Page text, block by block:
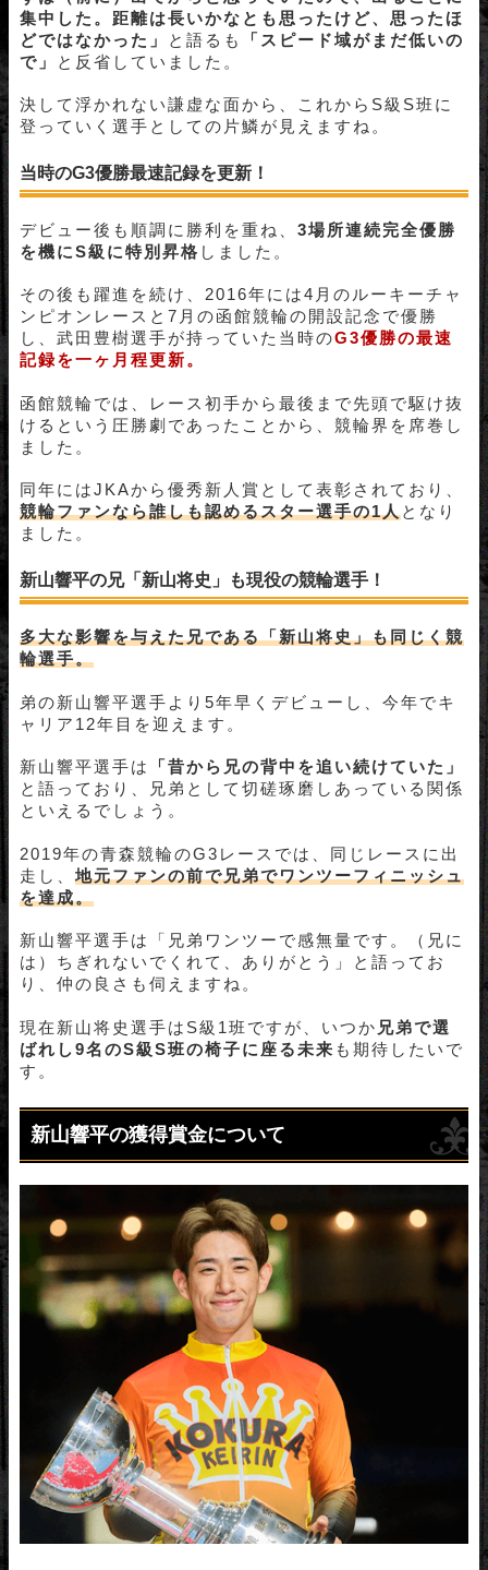
集中した。距離は長いかなとも思ったけど、思ったほ
どではなかった」
と語るも
「スピード域がまだ低いの
で」
と反省していました。
決して浮かれない謙虚な面から、これからS級S班に
登っていく選手としての片鱗が見えますね。
当時のG3優勝最速記録を更新！
デビュー後も順調に勝利を重ね、 3場所連続完全優勝
を機にS級に特別昇格 しました。
その後も躍進を続け、2016年には4月のルーキーチャ
ンピオンレースと7月の函館競輪の開設記念で優勝
し、武田豊樹選手が持っていた当時のG3優勝の最速
記録を一ヶ月程更新。
函館競輪では、レース初手から最後まで先頭で駆け抜
けるという圧勝劇であったことから、競輪界を席巻し
ました。
同年にはJKAから優秀新人賞として表彰されており、
競輪ファンなら誰しも認めるスター選手の1人となり
ました。
新山響平の兄「新山将史」も現役の競輪選手！
多大な影響を与えた兄である「新山将史」も同じく競
輪選手。
弟の新山響平選手より5年早くデビューし、今年でキ
ャリア12年目を迎えます。
新山響平選手は 「昔から兄の背中を追い続けていた 」
と語っており、兄弟として切磋琢磨しあっている関係
といえるでしょう。
2019年の青森競輪のG3レース では、同じレースに出
走し、 地元ファンの前で兄弟でワンツーフィニッシュ
を達成。
新山響平選手は「兄弟ワンツーで感無量です。（兄に
は）ちぎれないでくれて、ありがとう」と語ってお
り、仲の良さも伺えますね。
現在新山将史選手はS級1班ですが、いつか 兄弟で選
ばれし9名のS級S班の椅子に座る未来 も期待したいで
す。
新山響平の獲得賞金について